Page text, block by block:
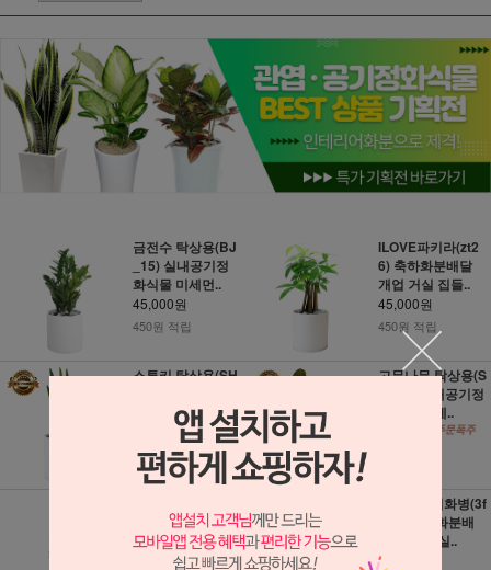
금전수 탁상용(BJ
_15) 실내공기정
화식물 미세먼..
45,000원
450원 적립
ILOVE파키라(zt2
6) 축하화분배달
개업 거실 집들..
45,000원
450원 적립
스투키 탁상용(SH
화식물 미세먼..
45,000원
450원 적립
고무나무 탁상용(S
H_64) 실내공기정
화식물 미세..
(g_133) 축하화분
배달 개업..
49,000원
무지개유리화병(3f
671) 축하화분배
달 개업 거실..
49,000원